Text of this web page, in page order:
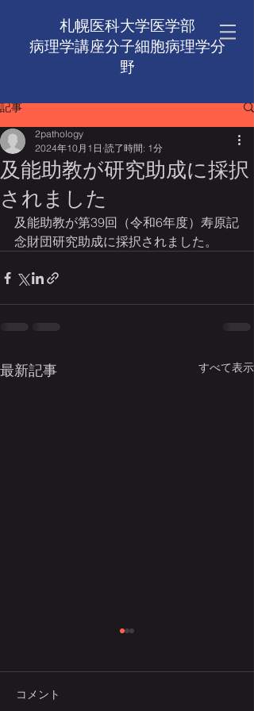
札幌医科大学医学部
病理学講座​分子細胞病理学分
野
記事
及能助教が研究助成に採択
されました
2pathology
2024年10月1日 読了時間: 1分
及能助教が第39回（令和6年度）寿原記
念財団研究助成に採択されました。
最新記事 すべて表示
本学医学部における講座再編
にともない，当講座の名称を
コメント